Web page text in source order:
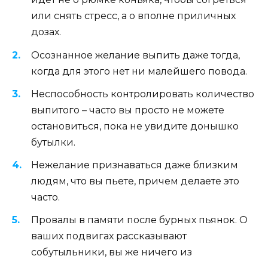
или снять стресс, а о вполне приличных
дозах.
Осознанное желание выпить даже тогда,
когда для этого нет ни малейшего повода.
Неспособность контролировать количество
выпитого – часто вы просто не можете
остановиться, пока не увидите донышко
бутылки.
Нежелание признаваться даже близким
людям, что вы пьете, причем делаете это
часто.
Провалы в памяти после бурных пьянок. О
ваших подвигах рассказывают
собутыльники, вы же ничего из